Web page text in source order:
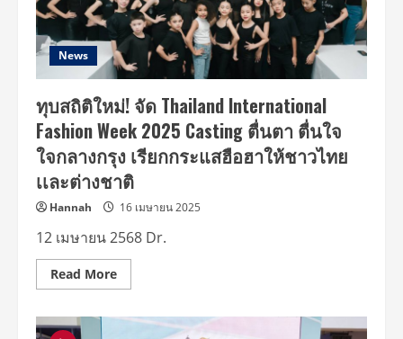
News
ทุบสถิติใหม่! จัด Thailand International
Fashion Week 2025 Casting ตื่นตา ตื่นใจ
ใจกลางกรุง เรียกกระแสฮือฮาให้ชาวไทย
เเละต่างชาติ
Hannah 16 เมษายน 2025
12 เมษายน 2568 Dr.
Read MoreRead
more
สถิติ